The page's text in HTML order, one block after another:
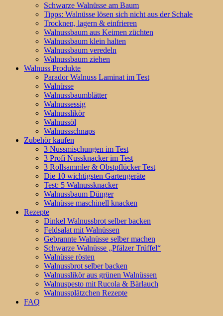
Schwarze Walnüsse am Baum
Tipps: Walnüsse lösen sich nicht aus der Schale
Trocknen, lagern & einfrieren
Walnussbaum aus Keimen züchten
Walnussbaum klein halten
Walnussbaum veredeln
Walnussbaum ziehen
Walnuss Produkte
Parador Walnuss Laminat im Test
Walnüsse
Walnussbaumblätter
Walnussessig
Walnusslikör
Walnussöl
Walnussschnaps
Zubehör kaufen
3 Nussmischungen im Test
3 Profi Nussknacker im Test
3 Rollsammler & Obstpflücker Test
Die 10 wichtigsten Gartengeräte
Test: 5 Walnussknacker
Walnussbaum Dünger
Walnüsse maschinell knacken
Rezepte
Dinkel Walnussbrot selber backen
Feldsalat mit Walnüssen
Gebrannte Walnüsse selber machen
Schwarze Walnüsse „Pfälzer Trüffel“
Walnüsse rösten
Walnussbrot selber backen
Walnusslikör aus grünen Walnüssen
Walnuspesto mit Rucola & Bärlauch
Walnussplätzchen Rezepte
FAQ